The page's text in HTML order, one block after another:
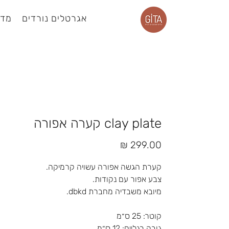
אגרטלים נורדים
clay plate קערה אפורה
קערת הגשה אפורה עשויה קרמיקה.
צבע אפור עם נקודות.
מיובא משבדיה מחברת dbkd.
קוטר: 25 ס״מ